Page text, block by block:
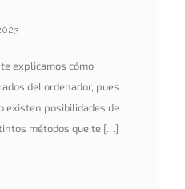
explicamos cómo
del ordenador, pues
existen posibilidades de
métodos que te […]